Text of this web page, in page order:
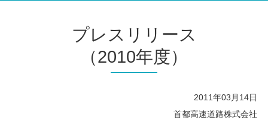
プレスリリース
（2010年度）
2011年03月14日
首都高速道路株式会社